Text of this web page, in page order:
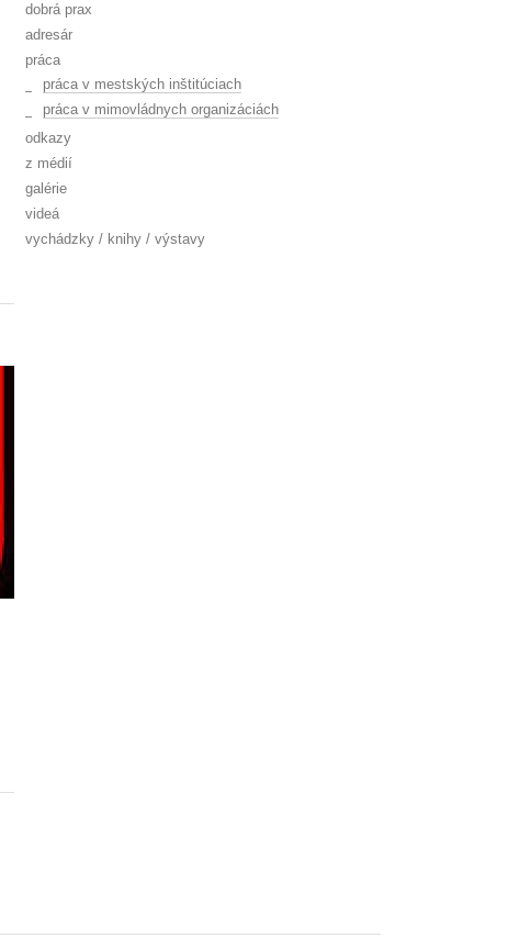
dobrá prax
adresár
práca
práca v mestských inštitúciach
práca v mimovládnych organizáciách
odkazy
z médií
galérie
videá
vychádzky / knihy / výstavy